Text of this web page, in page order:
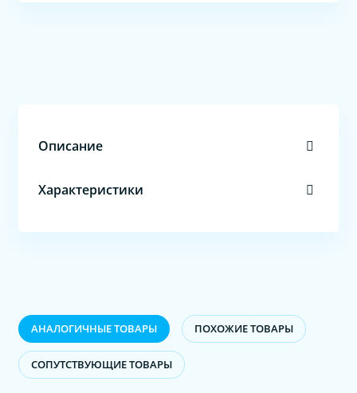
Описание
Характеристики
АНАЛОГИЧНЫЕ ТОВАРЫ ПОХОЖИЕ ТОВАРЫ
CОПУТСТВУЮЩИЕ ТОВАРЫ